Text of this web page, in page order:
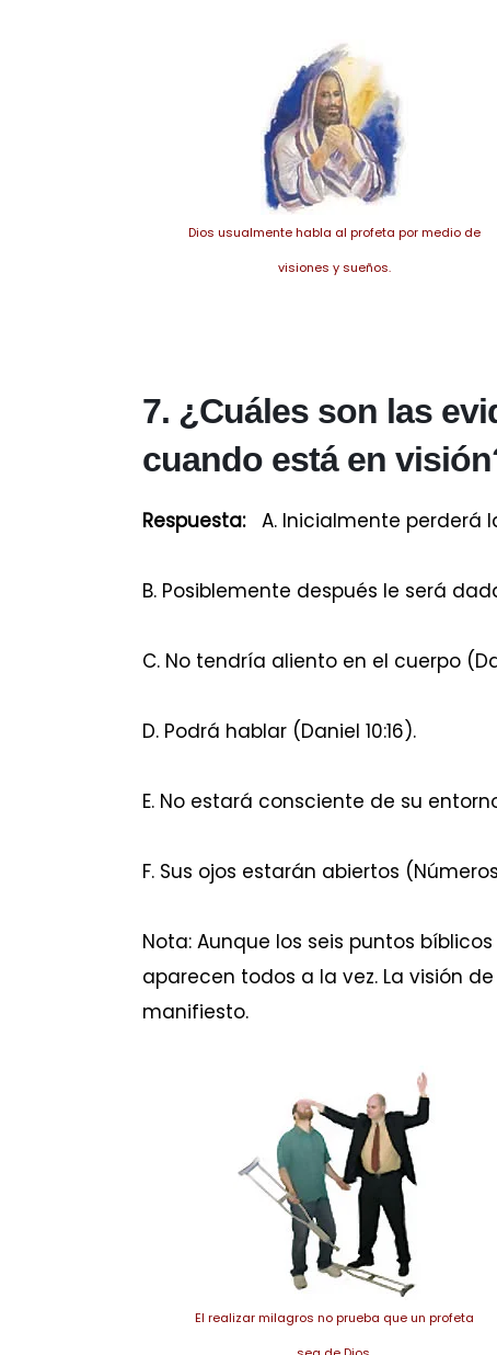
Dios usualmente habla al profeta por medio de
visiones y sueños.
7. ¿Cuáles son las
cuando está en
Respuesta: A. Inicialmente perderá
B. Posiblemente después le será
C. No tendría aliento en el cuerpo
D. Podrá hablar (Daniel 10:16).
E. No estará consciente de su
F. Sus ojos estarán abiertos
Nota: Aunque los seis puntos
aparecen todos a la vez. La visión
manifiesto.
El realizar milagros no prueba que un profeta